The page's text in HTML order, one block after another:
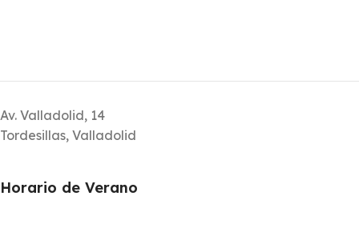
Av. Valladolid, 14
Tordesillas, Valladolid
Horario de Verano